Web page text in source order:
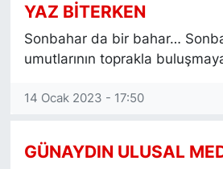
YAZ BİTERKEN
Sonbahar da bir bahar…
umutlarının toprakla
14 Ocak 2023 - 17:50
GÜNAYDIN ULUSAL